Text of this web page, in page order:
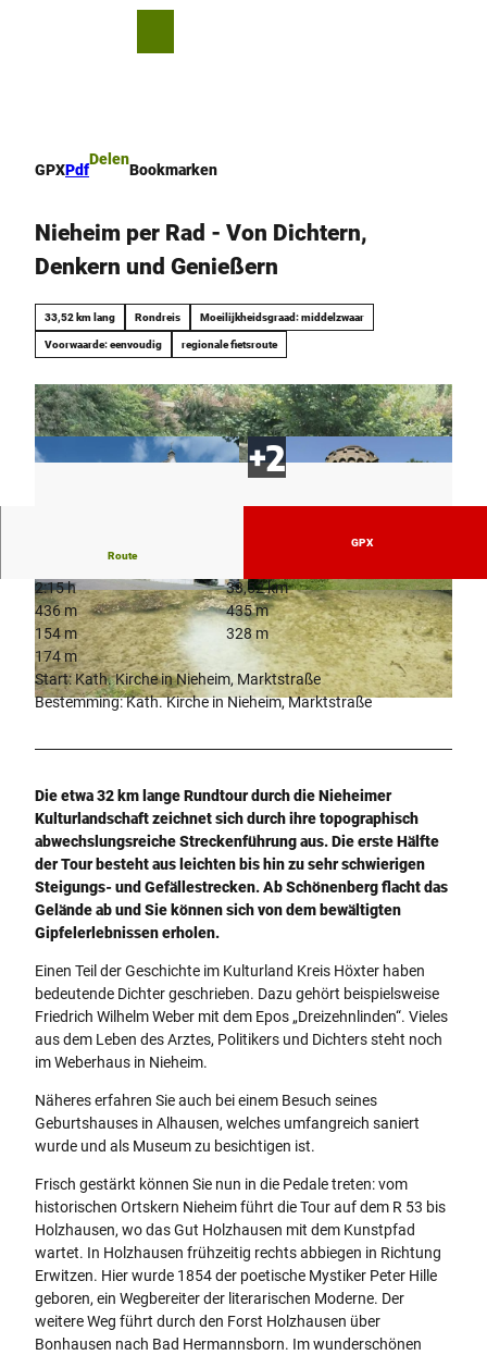
GPXPdf
Delen
Bookmarken
Nieheim per Rad - Von Dichtern,
Denkern und Genießern
33,52 km lang Rondreis Moeilijkheidsgraad: middelzwaar
Voorwaarde: eenvoudig regionale fietsroute
© Stadt Nieheim, Janot
© Stadt Nieheim © Stadt Nieheim
Route
GPX
2:15 h
33,52 km
436 m
435 m
154 m
328 m
174 m
Start: Kath. Kirche in Nieheim, Marktstraße
Bestemming: Kath. Kirche in Nieheim, Marktstraße
Die etwa 32 km lange Rundtour durch die Nieheimer
Kulturlandschaft zeichnet sich durch ihre topographisch
abwechslungsreiche Streckenführung aus. Die erste Hälfte
der Tour besteht aus leichten bis hin zu sehr schwierigen
Steigungs- und Gefällestrecken. Ab Schönenberg flacht das
Gelände ab und Sie können sich von dem bewältigten
Gipfelerlebnissen erholen.
Einen Teil der Geschichte im Kulturland Kreis Höxter haben
bedeutende Dichter geschrieben. Dazu gehört beispielsweise
Friedrich Wilhelm Weber mit dem Epos „Dreizehnlinden“. Vieles
aus dem Leben des Arztes, Politikers und Dichters steht noch
im Weberhaus in Nieheim.
Näheres erfahren Sie auch bei einem Besuch seines
Geburtshauses in Alhausen, welches umfangreich saniert
wurde und als Museum zu besichtigen ist.
Frisch gestärkt können Sie nun in die Pedale treten: vom
historischen Ortskern Nieheim führt die Tour auf dem R 53 bis
Holzhausen, wo das Gut Holzhausen mit dem Kunstpfad
wartet. In Holzhausen frühzeitig rechts abbiegen in Richtung
Erwitzen. Hier wurde 1854 der poetische Mystiker Peter Hille
geboren, ein Wegbereiter der literarischen Moderne. Der
weitere Weg führt durch den Forst Holzhausen über
Bonhausen nach Bad Hermannsborn. Im wunderschönen